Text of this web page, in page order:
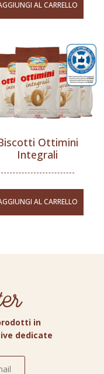
AL CARRELLO
Ottimini
Integrali
AL CARRELLO
in
dedicate